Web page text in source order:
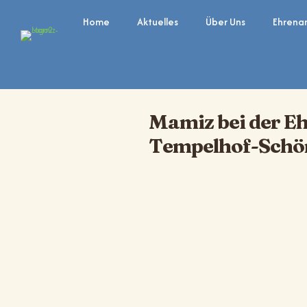
Home Aktuelles Über Uns
Mamiz bei der
Tempelhof-